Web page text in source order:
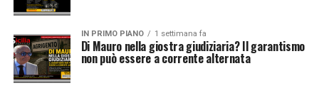
IN PRIMO PIANO 1 settimana fa
Di Mauro nella giostra giudiziaria? Il garantismo
non può essere a corrente alternata